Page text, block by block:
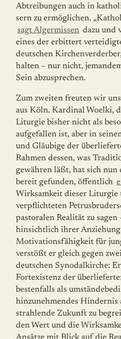
Abtreibungen auch in
sern zu ermöglichen.
sagt Algermissen dazu und
eines der erbittert
deutschen
halten – nur nicht,
Sein abzusprechen.
Zum zweiten freuten wir
aus Köln. Kardinal Woelki,
Liturgie bisher nicht als
aufgefallen ist, aber in
und Gläubige der
Rahmen dessen, was
gewähren läßt, hat sich nun
bereit gefunden, öffentlich
Wirksamkeit dieser Liturgie
verpflichteten
pastoralen Realität zu sagen
hinsichtlich ihrer
Motivationsfähigkeit für
verstößt er gleich gegen
deutschen Synodalkirche:
Fortexistenz der
bestenfalls als
hinzunehmendes Hinder­nis
strahlende Zukunft zu
den Wert und die